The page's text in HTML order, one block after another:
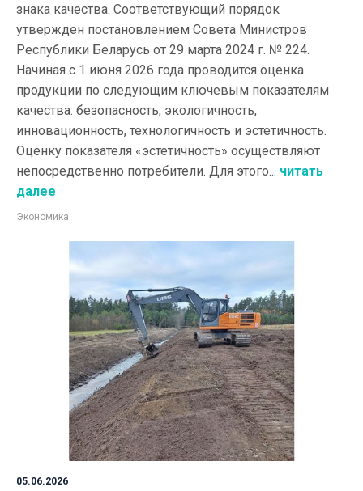
знака качества. Соответствующий порядок
утвержден постановлением Совета Министров
Республики Беларусь от 29 марта 2024 г. № 224.
Начиная с 1 июня 2026 года проводится оценка
продукции по следующим ключевым показателям
качества: безопасность, экологичность,
инновационность, технологичность и эстетичность.
Оценку показателя «эстетичность» осуществляют
непосредственно потребители. Для этого... читать
далее
Экономика
05.06.2026